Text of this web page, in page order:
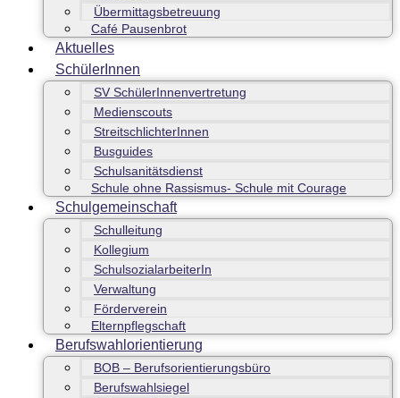
Übermittagsbetreuung
Café Pausenbrot
Aktuelles
SchülerInnen
SV SchülerInnenvertretung
Medienscouts
StreitschlichterInnen
Busguides
Schulsanitätsdienst
Schule ohne Rassismus- Schule mit Courage
Schulgemeinschaft
Schulleitung
Kollegium
SchulsozialarbeiterIn
Verwaltung
Förderverein
Elternpflegschaft
Berufswahlorientierung
BOB – Berufsorientierungsbüro
Berufswahlsiegel